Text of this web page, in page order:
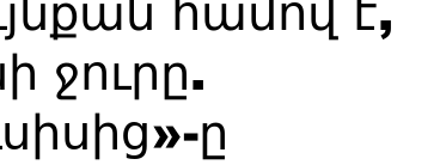
համով է,
ջուրը.
ը